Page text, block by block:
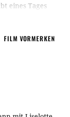
eines Tages
zuerst
dann
selbst zu
FILM VORMERKEN